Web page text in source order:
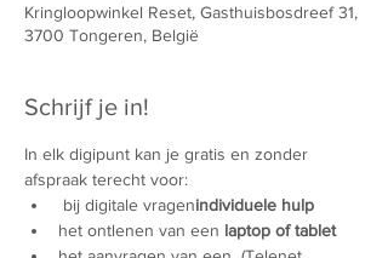
Kringloopwinkel Reset, Gasthuisbosdreef 31,
3700 Tongeren, België
Schrijf je in!
In elk digipunt kan je gratis en zonder
afspraak terecht voor:
bij digitale vragenindividuele hulp
het ontlenen van een laptop of tablet